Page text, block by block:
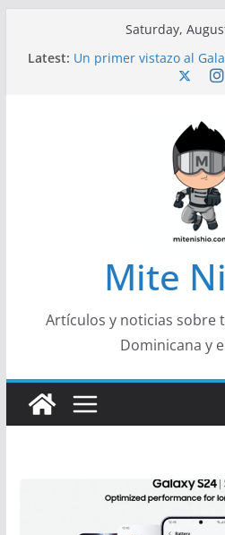
Saturday,
Latest: Un primer vistazo al
Z Fold8 y Galaxy Z Flip8
Conferencistas
redefinen el futuro de
Segunda edición de
impulsa el marketing
Alerta sobre nueva
que afecta a
Mite
Artículos y noticias sobre
Dominicana y